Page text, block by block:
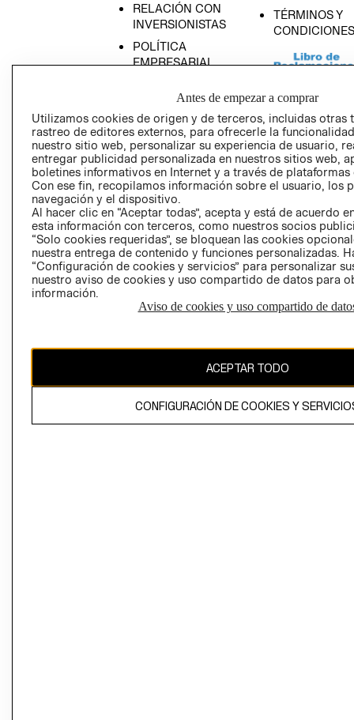
RELACIÓN CON
INVERSIONISTAS
POLÍTICA
EMPRESARIAL
TÉRMINOS Y
CONDICIONES
AVISO DE
PRIVACIDAD
GIFT CARD
El contenido de esta página web está protegido por copyright y es
Antes de empezar a comprar
Utilizamos cookies de origen y de terceros, incluidas otras
rastreo de editores externos, para ofrecerle la
nuestro sitio web, personalizar su experiencia de usuario,
entregar publicidad personalizada en nuestros sitios web,
boletines informativos en Internet y a través de plataformas
Con ese fin, recopilamos información sobre el usuario, los
navegación y el dispositivo.
Al hacer clic en “Aceptar todas”, acepta y está de acuerdo
esta información con terceros, como nuestros socios
“Solo cookies requeridas”, se bloquean las cookies
nuestra entrega de contenido y funciones personalizadas.
“Configuración de cookies y servicios” para personalizar
nuestro aviso de cookies y uso compartido de datos para
información.
Aviso de cookies y uso compartido de
ACEPTAR TODO
CONFIGURACIÓN DE COOKIES Y